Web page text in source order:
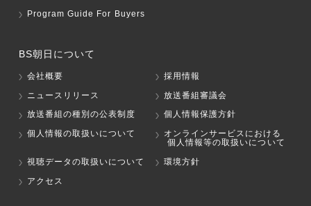
Program Guide For Buyers
BS朝日について
会社概要
採用情報
ニュースリリース
放送番組審議会
放送番組の種別の公表制度
個人情報保護方針
個人情報の取扱いについて
オンラインサービスにおける
個人情報等の取扱いについて
視聴データの取扱いについて
環境方針
アクセス